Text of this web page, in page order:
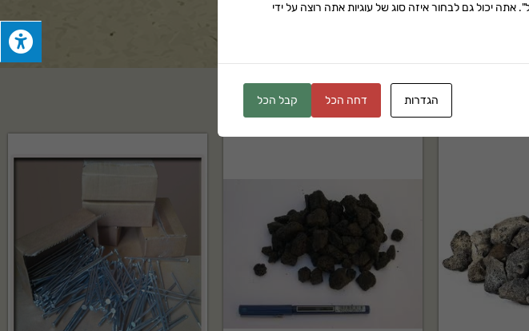
זמן אספקה:עד 8 ימי עסקים
יכול גם לבחור איזה סוג של עוגיות אתה רוצה על ידי
הגדרות דחה הכל קבל הכל